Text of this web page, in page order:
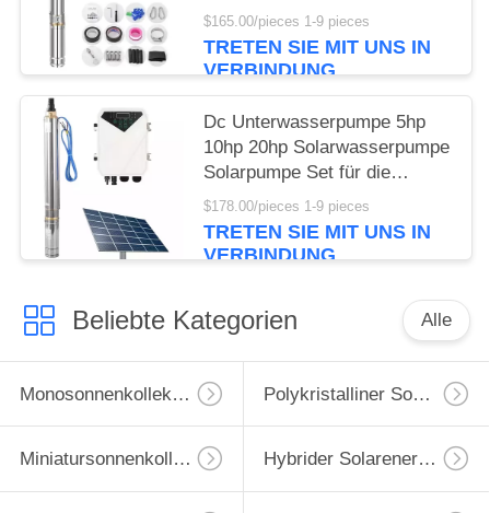
für Landwirtschaftliche
Bewässerung
$165.00/pieces 1-9 pieces
TRETEN SIE MIT UNS IN
VERBINDUNG
Dc Unterwasserpumpe 5hp
10hp 20hp Solarwasserpumpe
Solarpumpe Set für die
Landwirtschaft
$178.00/pieces 1-9 pieces
TRETEN SIE MIT UNS IN
VERBINDUNG
Beliebte Kategorien Alle
Monosonnenkollektor Polykristalliner Sonnenkollektor
Miniatursonnenkollektoren Hybrider Solarenergie-Inverter